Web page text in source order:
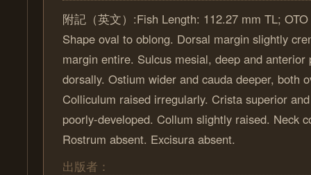
附記（英文）:Fish Length: 112.27 mm TL;
Shape oval to oblong. Dorsal margin slightly
margin entire. Sulcus mesial, deep and anterior
dorsally. Ostium wider and cauda deeper, both
Colliculum raised irregularly. Crista superior
poorly-developed. Collum slightly raised. Neck
Rostrum absent. Excisura absent.
出版者：